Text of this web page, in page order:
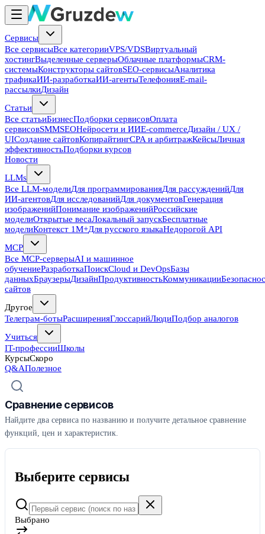
Сервисы
Все сервисыВсе категорииVPS/VDSВиртуальный
хостингВыделенные серверыОблачные платформыCRM-
системыКонструкторы сайтовSEO-сервисыАналитика
трафикаИИ-разработкаИИ-агентыТелефонияE-mail-
рассылкиДизайн
Статьи
Все статьиБизнесПодборки сервисовОплата
сервисовSMMSEOНейросети и ИИE-commerceДизайн / UX /
UIСоздание сайтовКопирайтингCPA и арбитражКейсыЛичная
эффективностьПодборки курсов
Новости
LLMs
Все LLM-моделиДля программированияДля рассужденийДля
ИИ-агентовДля исследованийДля документовГенерация
изображенийПонимание изображенийРоссийские
моделиОткрытые весаЛокальный запускБесплатные
моделиКонтекст 1M+Для русского языкаНедорогой API
MCP
Все MCP-серверыAI и машинное
обучениеРазработкаПоискCloud и DevOpsБазы
данныхБраузерыДизайнПродуктивностьКоммуникации
сайтов
Другое
Телеграм-ботыРасширенияГлоссарийЛюдиПодбор аналогов
Учиться
IT-профессииШколы
КурсыСкоро
Q&AПолезное
Сравнение сервисов
Найдите два сервиса по названию и получите детальное сравнение
функций, цен и характеристик.
Выберите сервисы
Выбрано